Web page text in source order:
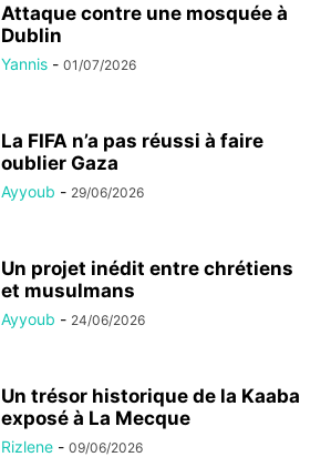
Attaque contre une mosquée à
Dublin
Yannis - 01/07/2026
La FIFA n’a pas réussi à faire
oublier Gaza
Ayyoub - 29/06/2026
Un projet inédit entre chrétiens
et musulmans
Ayyoub - 24/06/2026
Un trésor historique de la Kaaba
exposé à La Mecque
Rizlene - 09/06/2026